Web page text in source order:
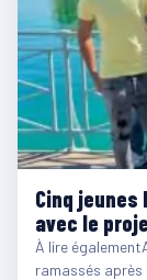
Cinq jeunes
avec le
À lire
ramassés